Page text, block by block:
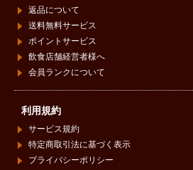
返品について
送料無料サービス
ポイントサービス
飲食店舗経営者様へ
会員ランクについて
利用規約
サービス規約
特定商取引法に基づく表示
プライバシーポリシー